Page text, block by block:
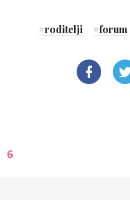
#roditelji #forum
6